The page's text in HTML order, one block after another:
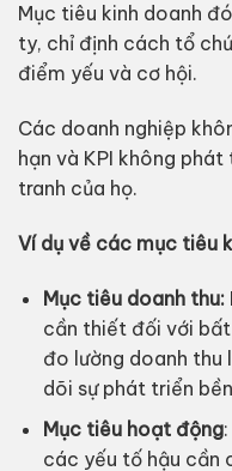
Mục tiêu kinh doanh
ty, chỉ định cách tổ
điểm yếu và cơ hội.
Các doanh nghiệp
hạn và KPI không
tranh của họ.
Ví dụ về các mục tiêu
Mục tiêu doanh thu:
cần thiết đối với
đo lường doanh
dõi sự phát triển
Mục tiêu hoạt động
các yếu tố hậu cần